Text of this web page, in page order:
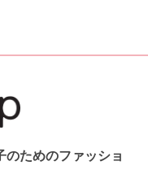
のためのファッショ